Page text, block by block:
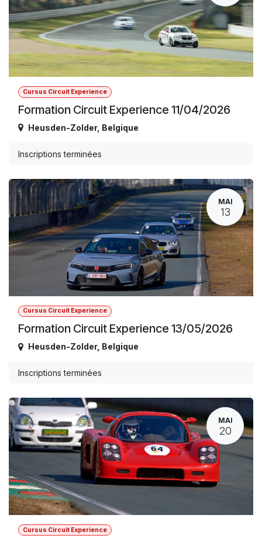
Cursus Circuit Experience
Formation Circuit Experience 11/04/2026
Heusden-Zolder, Belgique
Inscriptions terminées
MAI
13
Cursus Circuit Experience
Formation Circuit Experience 13/05/2026
Heusden-Zolder, Belgique
Inscriptions terminées
MAI
20
Cursus Circuit Experience